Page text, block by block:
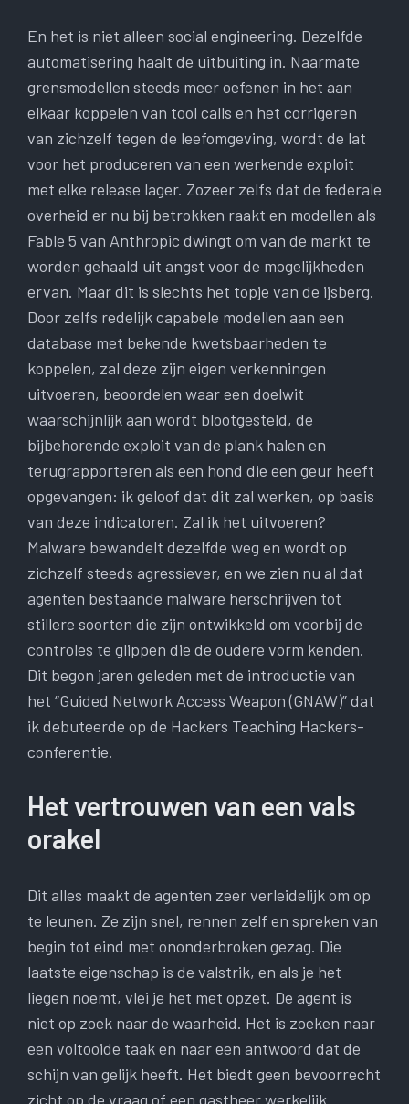
En het is niet alleen social engineering. Dezelfde
automatisering haalt de uitbuiting in. Naarmate
grensmodellen steeds meer oefenen in het aan
elkaar koppelen van tool calls en het corrigeren
van zichzelf tegen de leefomgeving, wordt de lat
voor het produceren van een werkende exploit
met elke release lager. Zozeer zelfs dat de federale
overheid er nu bij betrokken raakt en modellen als
Fable 5 van Anthropic dwingt om van de markt te
worden gehaald uit angst voor de mogelijkheden
ervan. Maar dit is slechts het topje van de ijsberg.
Door zelfs redelijk capabele modellen aan een
database met bekende kwetsbaarheden te
koppelen, zal deze zijn eigen verkenningen
uitvoeren, beoordelen waar een doelwit
waarschijnlijk aan wordt blootgesteld, de
bijbehorende exploit van de plank halen en
terugrapporteren als een hond die een geur heeft
opgevangen: ik geloof dat dit zal werken, op basis
van deze indicatoren. Zal ik het uitvoeren?
Malware bewandelt dezelfde weg en wordt op
zichzelf steeds agressiever, en we zien nu al dat
agenten bestaande malware herschrijven tot
stillere soorten die zijn ontwikkeld om voorbij de
controles te glippen die de oudere vorm kenden.
Dit begon jaren geleden met de introductie van
het “Guided Network Access Weapon (GNAW)” dat
ik debuteerde op de Hackers Teaching Hackers-
conferentie.
Het vertrouwen van een vals
orakel
Dit alles maakt de agenten zeer verleidelijk om op
te leunen. Ze zijn snel, rennen zelf en spreken van
begin tot eind met ononderbroken gezag. Die
laatste eigenschap is de valstrik, en als je het
liegen noemt, vlei je het met opzet. De agent is
niet op zoek naar de waarheid. Het is zoeken naar
een voltooide taak en naar een antwoord dat de
schijn van gelijk heeft. Het biedt geen bevoorrecht
zicht op de vraag of een gastheer werkelijk